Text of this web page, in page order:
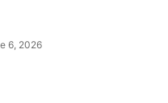
6, 2026